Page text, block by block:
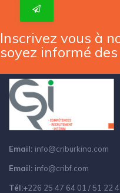
Inscrivez vous à
soyez informé
Email: info@criburkina.com
Email: info@cribf.com
Tél:+226 25 47 64 01 / 51 22